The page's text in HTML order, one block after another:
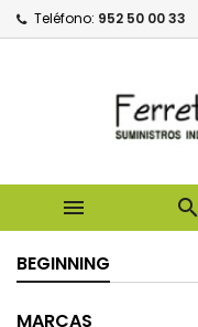
Teléfono: 952 50 00 33
 
BEGINNING
MARCAS